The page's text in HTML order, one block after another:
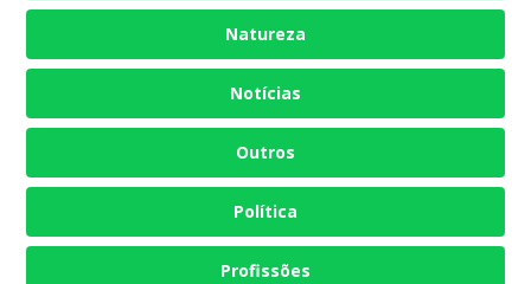
Natureza
Notícias
Outros
Política
Profissões